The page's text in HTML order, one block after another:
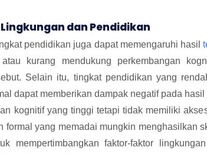
dan Pendidikan
pendidikan juga dapat memengaruhi hasil
kurang mendukung perkembangan
Selain itu, tingkat pendidikan yang
dapat memberikan dampak negatif pada hasil
kognitif yang tinggi tetapi tidak memiliki
formal yang memadai mungkin menghasilkan
mempertimbangkan faktor-faktor